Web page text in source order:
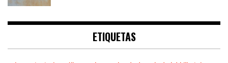
ETIQUETAS